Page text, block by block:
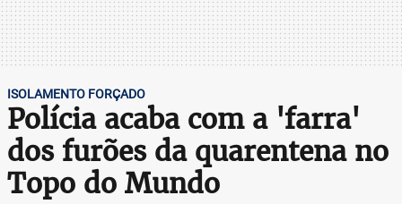
ISOLAMENTO FORÇADO
Polícia acaba com a 'farra'
dos furões da quarentena no
Topo do Mundo